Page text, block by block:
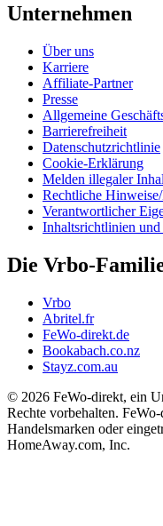
Unternehmen
Über uns
Karriere
Affiliate-Partner
Presse
Allgemeine
Barrierefreiheit
Datenschutzrichtlinie
Cookie-Erklärung
Melden illegaler
Rechtliche
Verantwortlicher
Inhaltsrichtlinien
Die Vrbo-
Vrbo
Abritel.fr
FeWo-direkt.de
Bookabach.co.nz
Stayz.com.au
© 2026 FeWo-direkt, ein
Rechte vorbehalten.
Handelsmarken oder
HomeAway.com, Inc.